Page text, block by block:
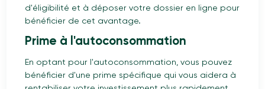
d'éligibilité et à déposer votre dossier en ligne pour
bénéficier de cet avantage.
Prime à l'autoconsommation
En optant pour l'autoconsommation, vous pouvez
bénéficier d'une prime spécifique qui vous aidera à